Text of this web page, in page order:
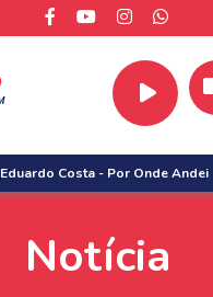
Eduardo Costa- Por Onde Andei
Notícia